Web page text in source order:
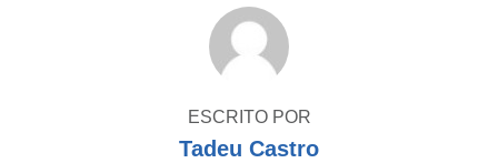
ESCRITO POR
Tadeu Castro